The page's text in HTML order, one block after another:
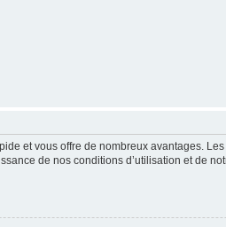
et vous offre de nombreux avantages.
de nos conditions d’utilisation et de